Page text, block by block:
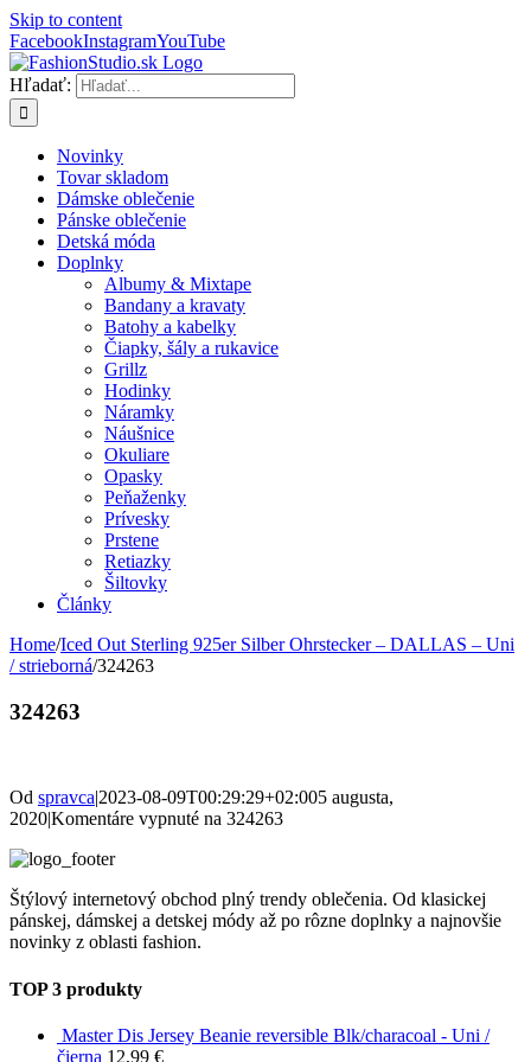
Skip to content
FacebookInstagramYouTube
Hľadať:
Novinky
Tovar skladom
Dámske oblečenie
Pánske oblečenie
Detská móda
Doplnky
Albumy & Mixtape
Bandany a kravaty
Batohy a kabelky
Čiapky, šály a rukavice
Grillz
Hodinky
Náramky
Náušnice
Okuliare
Opasky
Peňaženky
Prívesky
Prstene
Retiazky
Šiltovky
Články
Home/Iced Out Sterling 925er Silber Ohrstecker – DALLAS – Uni
/ strieborná/324263
324263
Od spravca|2023-08-09T00:29:29+02:005 augusta,
2020|Komentáre vypnuté na 324263
Štýlový internetový obchod plný trendy oblečenia. Od klasickej
pánskej, dámskej a detskej módy až po rôzne doplnky a najnovšie
novinky z oblasti fashion.
TOP 3 produkty
Master Dis Jersey Beanie reversible Blk/characoal - Uni /
čierna 12,99 €